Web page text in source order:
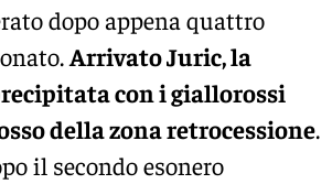
dopo appena quattro
Arrivato Juric, la
con i giallorossi
della zona retrocessione.
il secondo esonero